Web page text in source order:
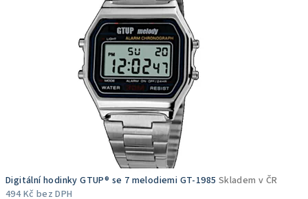
Digitální hodinky GTUP® se 7 melodiemi GT-1985 Skladem v ČR
494 Kč bez DPH